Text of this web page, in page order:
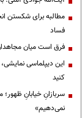
مطالبه برای شکستن
فساد
فرق است میان
این دیپلماسی
کنید
سربازانِ خیابانِ
نمی‌دهیم»